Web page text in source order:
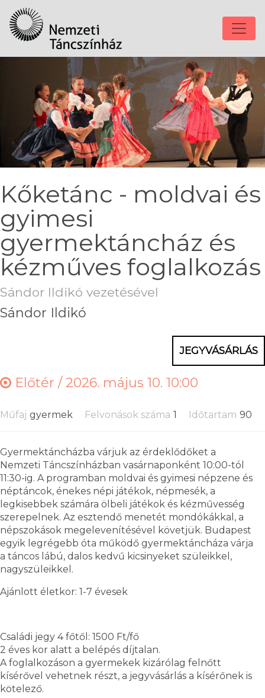
Kőketánc - moldvai és
gyimesi
gyermektáncház és
kézműves foglalkozás
Sándor Ildikó vezetésével
Sándor Ildikó
JEGYVÁSÁRLÁS
Előtér /2026. május 10. 10:00
Műfaj gyermek Felvonások száma 1 Időtartam 90
Gyermektáncházba várjuk az érdeklődőket a
Nemzeti Táncszínházban vasárnaponként 10:00-tól
11:30-ig. A programban moldvai és gyimesi népzene és
néptáncok, énekes népi játékok, népmesék, a
legkisebbek számára ölbeli játékok és kézművesség
szerepelnek. Az esztendő menetét mondókákkal, a
népszokások megelevenítésével követjük. Budapest
egyik legrégebb óta működő gyermektáncháza várja
a táncos lábú, dalos kedvű kicsinyeket szüleikkel,
nagyszüleikkel.
Ajánlott életkor: 1-7 évesek
Családi jegy 4 főtől: 1500 Ft/fő
2 éves kor alatt a belépés díjtalan.
A foglalkozáson a gyermekek kizárólag felnőtt
kísérővel vehetnek részt, a jegyvásárlás a kísérőnek is
kötelező.